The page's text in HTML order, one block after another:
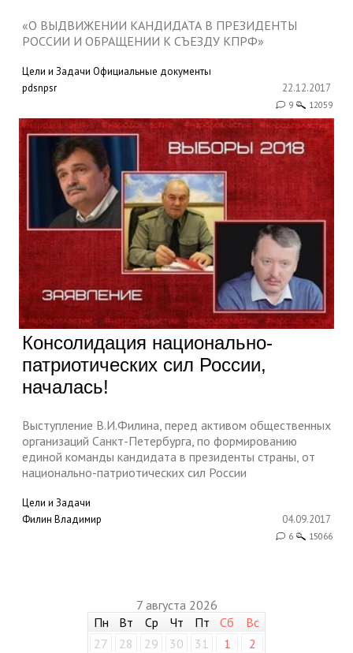
«О ВЫДВИЖЕНИИ КАНДИДАТА В ПРЕЗИДЕНТЫ
РОССИИ И ОБРАЩЕНИИ К СЪЕЗДУ КПРФ»
Цели и Задачи Официальные документы
pdsnpsr
22.12.2017
9 12059
Консолидация национально-
патриотических сил России,
началась!
Выступление В.И.Филина, перед активом общественных
организаций Санкт-Петербурга, по формированию
единой команды кандидата в президенты страны, от
национально-патриотических сил России
Цели и Задачи
Филин Владимир
04.09.2017
6 15066
7 августа 2026
Пн
Вт Ср Чт Пт Сб
Вс
27
28 29 30 31 1
2